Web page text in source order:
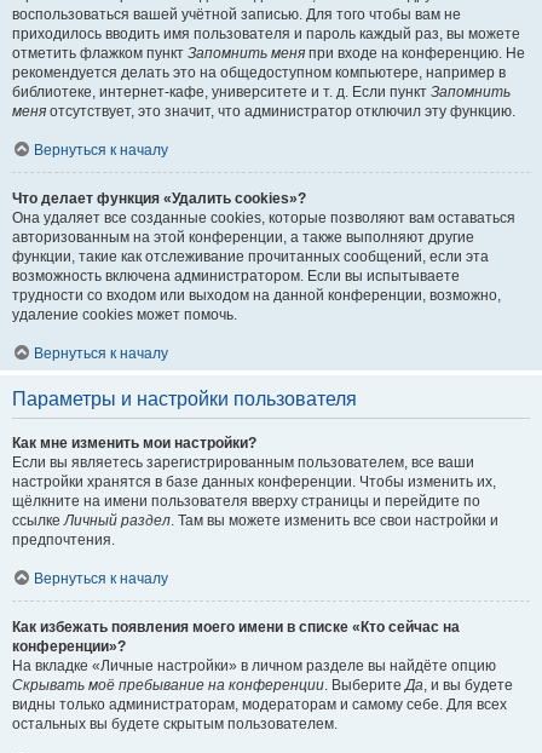
воспользоваться вашей учётной записью. Для того чтобы вам не
приходилось вводить имя пользователя и пароль каждый раз, вы можете
отметить флажком пункт Запомнить меня при входе на конференцию. Не
рекомендуется делать это на общедоступном компьютере, например в
библиотеке, интернет-кафе, университете и т. д. Если пункт Запомнить
меня отсутствует, это значит, что администратор отключил эту функцию.
Вернуться к началу
Что делает функция «Удалить cookies»?
Она удаляет все созданные cookies, которые позволяют вам оставаться
авторизованным на этой конференции, а также выполняют другие
функции, такие как отслеживание прочитанных сообщений, если эта
возможность включена администратором. Если вы испытываете
трудности со входом или выходом на данной конференции, возможно,
удаление cookies может помочь.
Вернуться к началу
Параметры и настройки пользователя
Как мне изменить мои настройки?
Если вы являетесь зарегистрированным пользователем, все ваши
настройки хранятся в базе данных конференции. Чтобы изменить их,
щёлкните на имени пользователя вверху страницы и перейдите по
ссылкеЛичный раздел. Там вы можете изменить все свои настройки и
предпочтения.
Вернуться к началу
Как избежать появления моего имени в списке «Кто сейчас на
конференции»?
На вкладке «Личные настройки» в личном разделе вы найдёте опцию
Скрывать моё пребывание на конференции. ВыберитеДа, и вы будете
видны только администраторам, модераторам и самому себе. Для всех
остальных вы будете скрытым пользователем.